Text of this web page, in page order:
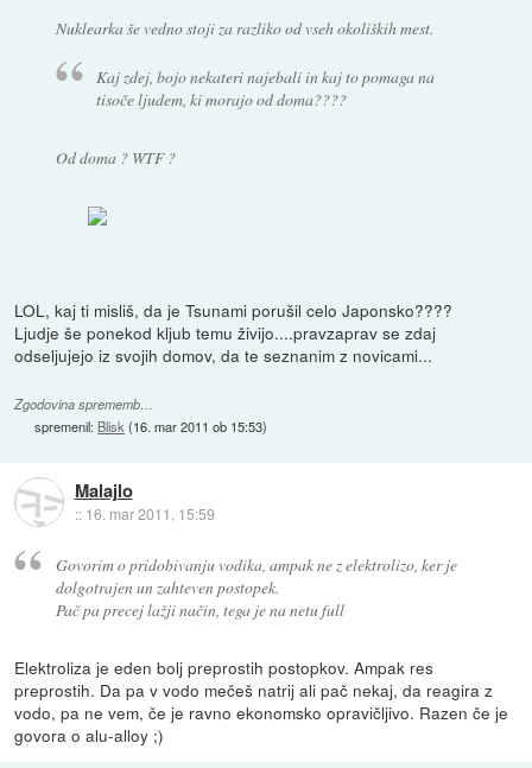
Nuklearka še vedno stoji za razliko od vseh okoliških mest.
Kaj zdej, bojo nekateri najebali in kaj to pomaga na
tisoče ljudem, ki morajo od doma????
Od doma ? WTF ?
LOL, kaj ti misliš, da je Tsunami porušil celo Japonsko????
Ljudje še ponekod kljub temu živijo....pravzaprav se zdaj
odseljujejo iz svojih domov, da te seznanim z novicami...
Zgodovina sprememb…
spremenil: Blisk (16. mar 2011 ob 15:53)
Malajlo
:: 16. mar 2011, 15:59
Govorim o pridobivanju vodika, ampak ne z elektrolizo, ker je
dolgotrajen un zahteven postopek.
Pač pa precej lažji način, tega je na netu full
Elektroliza je eden bolj preprostih postopkov. Ampak res
preprostih. Da pa v vodo mečeš natrij ali pač nekaj, da reagira z
vodo, pa ne vem, če je ravno ekonomsko opravičljivo. Razen če je
govora o alu-alloy ;)